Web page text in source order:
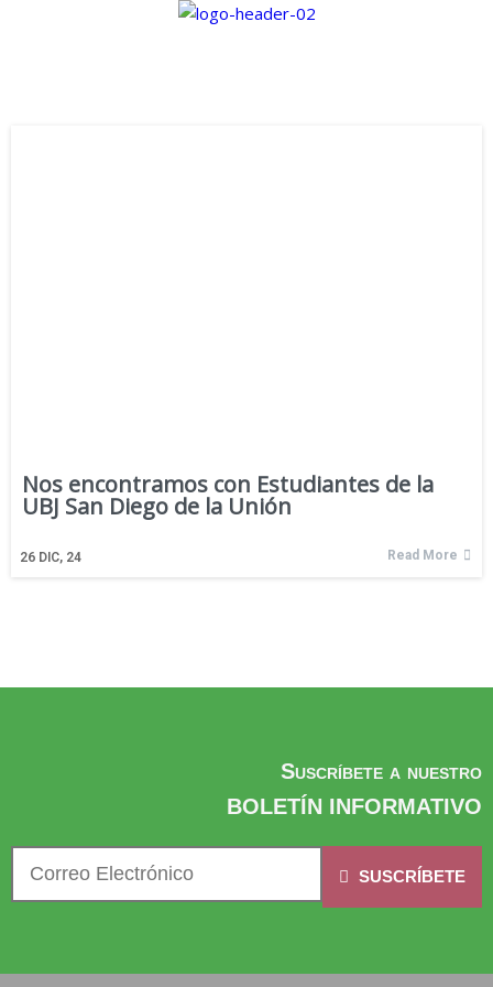
Nos encontramos con Estudiantes de la
UBJ San Diego de la Unión
26 DIC, 24 Read More
Suscríbete a nuestro
BOLETÍN INFORMATIVO
SUSCRÍBETE